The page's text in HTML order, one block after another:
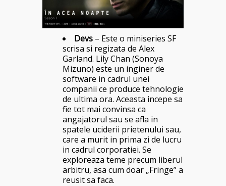
Devs – Este o miniseries SF
scrisa si regizata de Alex
Garland. Lily Chan (Sonoya
Mizuno) este un inginer de
software in cadrul unei
companii ce produce tehnologie
de ultima ora. Aceasta incepe sa
fie tot mai convinsa ca
angajatorul sau se afla in
spatele uciderii prietenului sau,
care a murit in prima zi de lucru
in cadrul corporatiei. Se
exploreaza teme precum liberul
arbitru, asa cum doar „Fringe” a
reusit sa faca.